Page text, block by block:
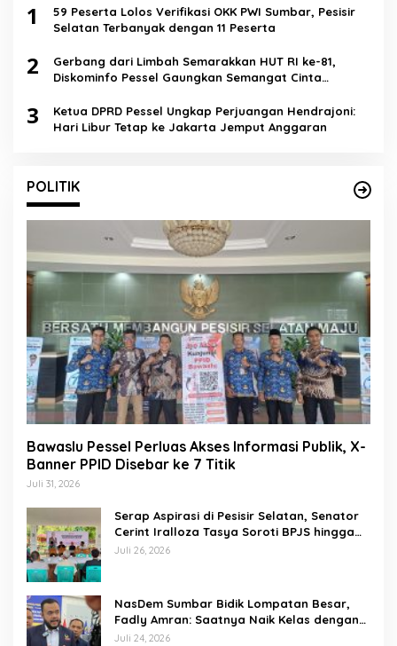
1
59 Peserta Lolos Verifikasi OKK PWI Sumbar, Pesisir
Selatan Terbanyak dengan 11 Peserta
2
Gerbang dari Limbah Semarakkan HUT RI ke-81,
Diskominfo Pessel Gaungkan Semangat Cinta
3
Ketua DPRD Pessel Ungkap Perjuangan Hendrajoni:
Hari Libur Tetap ke Jakarta Jemput Anggaran
POLITIK
Bawaslu Pessel Perluas Akses Informasi Publik, X-
Banner PPID Disebar ke 7 Titik
Juli 31, 2026
Serap Aspirasi di Pesisir Selatan, Senator
Cerint Iralloza Tasya Soroti BPJS hingga
Kurikulum Merdeka
Juli 26, 2026
NasDem Sumbar Bidik Lompatan Besar,
Fadly Amran: Saatnya Naik Kelas dengan
Kader Berkualitas
Juli 24, 2026